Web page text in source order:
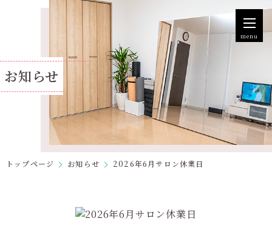
menu
お知らせ
トップページ お知らせ 2026年6月サロン休業日